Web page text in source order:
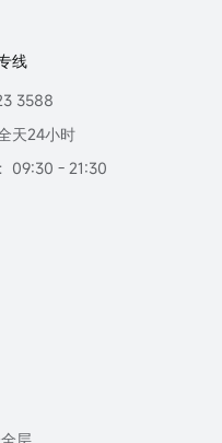
线
3588
天24小时
09:30 - 21:30